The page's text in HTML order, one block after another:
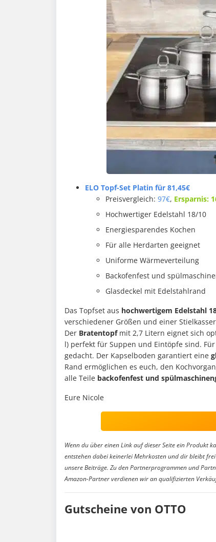
ELO Topf-Set Platin für 81,45€
Preisvergleich: 97€, Ersparnis:
Hochwertiger Edelstahl 18/10
Energiesparendes Kochen
Für alle Herdarten geeignet
Uniforme Wärmeverteilung
Backofenfest und
Glasdeckel mit Edelstahlrand
Das Topfset aus hochwertigem Edelstahl
verschiedener Größen und einer
Der Bratentopfmit 2,7 Litern eignet sich
l) perfekt für Suppen und Eintöpfe sind.
gedacht. Der Kapselboden garantiert eine
Rand ermöglichen es euch, den
alle Teile backofenfest und
Eure Nicole
Wenn du über einen Link auf dieser Seite ein Produkt
entstehen dabei keinerlei Mehrkosten und dir bleibt
unsere Beiträge. Zu den Partnerprogrammen und
Amazon-Partner verdienen wir an qualifizierten
Gutscheine von OTTO